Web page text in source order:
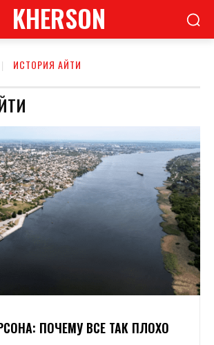
KHERSON
ИСТОРИЯ АЙТИ
ПОЧЕМУ ВСЕ ТАК ПЛОХО